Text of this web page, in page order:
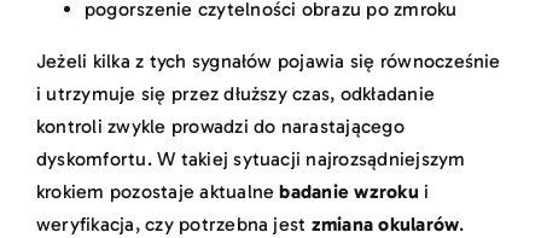
pogorszenie czytelności obrazu po zmroku
Jeżeli kilka z tych sygnałów pojawia się równocześnie
i utrzymuje się przez dłuższy czas, odkładanie
kontroli zwykle prowadzi do narastającego
dyskomfortu. W takiej sytuacji najrozsądniejszym
krokiem pozostaje aktualnebadanie wzroku i
weryfikacja, czy potrzebna jest zmiana okularów.